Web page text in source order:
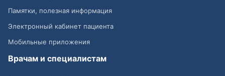
Памятки, полезная информация
Электронный кабинет пациента
Мобильные приложения
Врачам и специалистам